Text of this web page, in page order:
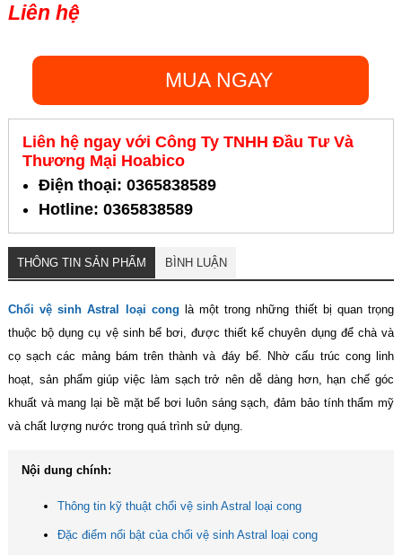
Liên hệ
MUA NGAY
Liên hệ ngay với Công Ty TNHH Đầu Tư Và
Thương Mại Hoabico
Điện thoại: 0365838589
Hotline: 0365838589
THÔNG TIN SẢN PHẨM BÌNH LUẬN
Chổi vệ sinh Astral loại cong là một trong những thiết bị quan trọng
thuộc bộ dụng cụ vệ sinh bể bơi, được thiết kế chuyên dụng để chà và
cọ sạch các mảng bám trên thành và đáy bể. Nhờ cấu trúc cong linh
hoạt, sản phẩm giúp việc làm sạch trở nên dễ dàng hơn, hạn chế góc
khuất và mang lại bề mặt bể bơi luôn sáng sạch, đảm bảo tính thẩm mỹ
và chất lượng nước trong quá trình sử dụng.
Nội dung chính:
Thông tin kỹ thuật chổi vệ sinh Astral loại cong
Đặc điểm nổi bật của chổi vệ sinh Astral loại cong